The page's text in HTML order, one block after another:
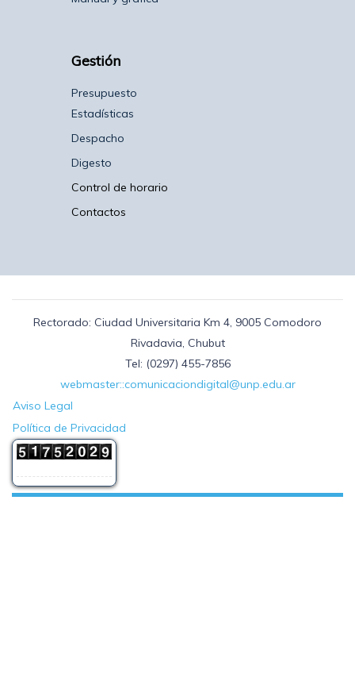
Gestión
Presupuesto
Estadísticas
Despacho
Digesto
Control de horario
Contactos
Rectorado: Ciudad Universitaria Km 4, 9005 Comodoro
Rivadavia, Chubut
Tel: (0297) 455-7856
webmaster::comunicaciondigital@unp.edu.ar
Aviso Legal
Política de Privacidad